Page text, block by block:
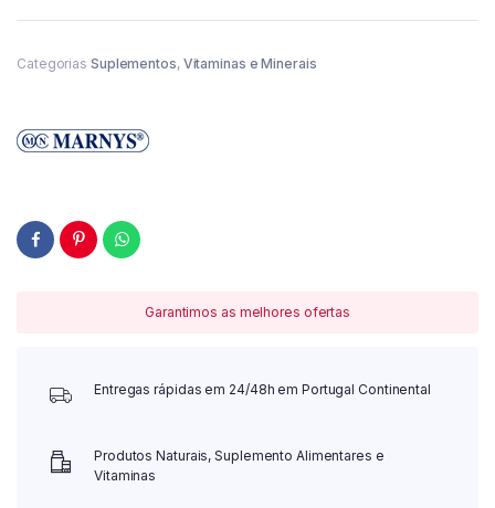
Categorias Suplementos, Vitaminas e Minerais
Garantimos as melhores ofertas
Entregas rápidas em 24/48h em Portugal Continental
Produtos Naturais, Suplemento Alimentares e
Vitaminas